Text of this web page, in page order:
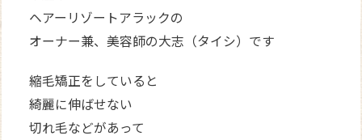
ヘアーリゾートアラックの
オーナー兼、美容師の大志（タイシ）です
縮毛矯正をしていると
綺麗に伸ばせない
切れ毛などがあって